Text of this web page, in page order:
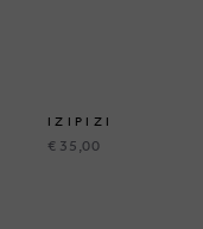
IZIPIZI
€ 35,00